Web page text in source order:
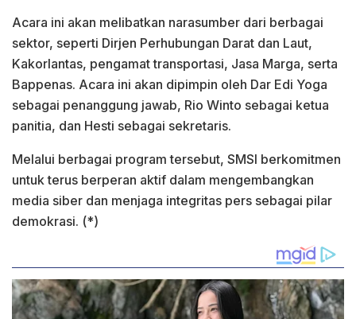
Acara ini akan melibatkan narasumber dari berbagai
sektor, seperti Dirjen Perhubungan Darat dan Laut,
Kakorlantas, pengamat transportasi, Jasa Marga, serta
Bappenas. Acara ini akan dipimpin oleh Dar Edi Yoga
sebagai penanggung jawab, Rio Winto sebagai ketua
panitia, dan Hesti sebagai sekretaris.
Melalui berbagai program tersebut, SMSI berkomitmen
untuk terus berperan aktif dalam mengembangkan
media siber dan menjaga integritas pers sebagai pilar
demokrasi. (*)